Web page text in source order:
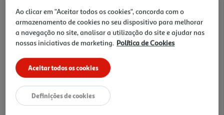
os pelos novos, proporcionando um acabamento
limpo e impecável.
1.87 €/un
1,87 €
Notas de preparação
Ao clicar em "Aceitar todos os cookies", concorda com o
armazenamento de cookies no seu dispositivo para melhorar
a navegação no site, analisar a utilização do site e ajudar nas
nossas iniciativas de marketing. Política de Cookies
Aceitar todos os cookies
Definições de cookies